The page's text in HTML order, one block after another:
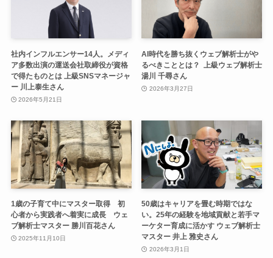
社内インフルエンサー14人。メディ
ア多数出演の運送会社取締役が資格
で得たものとは 上級SNSマネージャ
ー 川上泰生さん
2026年5月21日
AI時代を勝ち抜くウェブ解析士がや
るべきこととは？ 上級ウェブ解析士
湯川 千尋さん
2026年3月27日
1歳の子育て中にマスター取得 初
心者から実践者へ着実に成長 ウェ
ブ解析士マスター 勝川百花さん
2025年11月10日
50歳はキャリアを畳む時期ではな
い。25年の経験を地域貢献と若手マ
ーケター育成に活かす ウェブ解析士
マスター 井上 雅史さん
2026年3月1日